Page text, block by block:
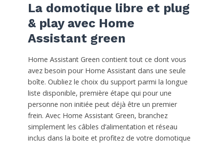
La domotique libre et plug
& play avec Home
Assistant green
Home Assistant Green contient tout ce dont vous
avez besoin pour Home Assistant dans une seule
boîte. Oubliez le choix du support parmi la longue
liste disponible, première étape qui pour une
personne non initiée peut déjà être un premier
frein. Avec Home Assistant Green, branchez
simplement les câbles d’alimentation et réseau
inclus dans la boite et profitez de votre domotique